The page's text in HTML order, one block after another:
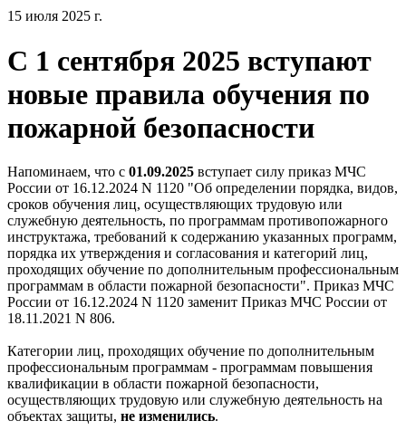
15 июля 2025 г.
С 1 сентября 2025 вступают
новые правила обучения по
пожарной безопасности
Напоминаем, что с 01.09.2025 вступает силу приказ МЧС
России от 16.12.2024 N 1120 "Об определении порядка, видов,
сроков обучения лиц, осуществляющих трудовую или
служебную деятельность, по программам противопожарного
инструктажа, требований к содержанию указанных программ,
порядка их утверждения и согласования и категорий лиц,
проходящих обучение по дополнительным профессиональным
программам в области пожарной безопасности". Приказ МЧС
России от 16.12.2024 N 1120 заменит Приказ МЧС России от
18.11.2021 N 806.
Категории лиц, проходящих обучение по дополнительным
профессиональным программам - программам повышения
квалификации в области пожарной безопасности,
осуществляющих трудовую или служебную деятельность на
объектах защиты, не изменились.